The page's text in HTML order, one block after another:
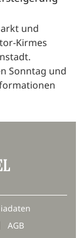
und
Kirmes
Sonntag und
AGB